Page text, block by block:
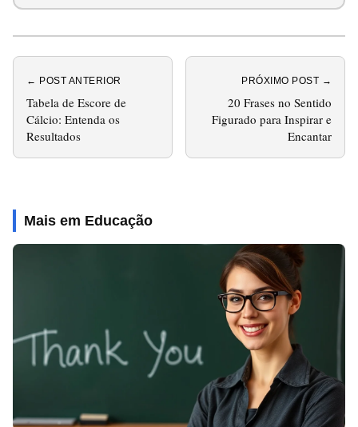
← POST ANTERIOR
Tabela de Escore de
Cálcio: Entenda os
Resultados
PRÓXIMO POST →
20 Frases no Sentido
Figurado para Inspirar e
Encantar
Mais em Educação